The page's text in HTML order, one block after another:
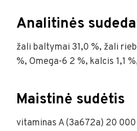
Analitinės
žali baltymai 31,0 %, žali
%, Omega-6 2 %, kalcis 1,1
Maistinė sudėtis
vitaminas A (3a672a) 20